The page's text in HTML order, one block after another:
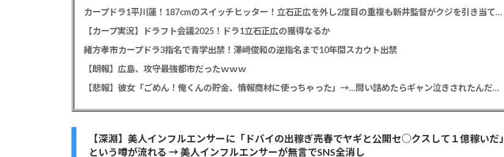
カープドラ1平川蓮！187cmのスイッチヒッター！立石正広を外し2度目の重複も新井監督がクジを引き当てる！【ドラフト会議2025】
【カープ実況】ドラフト会議2025！ドラ1立石正広の獲得なるか
緒方孝市カープドラ3指名で青学出禁！澤﨑俊和の逆指名まで10年間スカウト出禁
【朗報】広島、攻守最強都市だったｗｗｗ
【悲報】彼女「ごめん！俺くんの貯金、情報商材に使っちゃった」→…問い詰めたらギャン泣きされたんだが俺が悪いのか？
【深淵】美人インフルエンサーに「ドバイの出稼ぎ売春でヤギと公開セ○クスして１億稼いだ」
という噂が流れる → 美人インフルエンサーが無言でSNS全消し